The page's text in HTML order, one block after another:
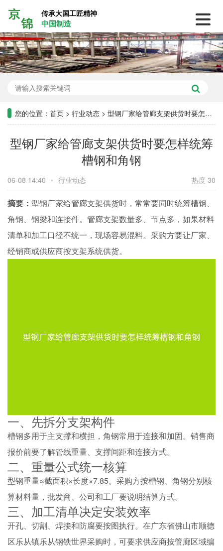
传承大国工匠精神
中国制造
您的位置： 首页 > 行业动态 > 型钢厂家给管廊支架供货时要怎样统筹槽钢和角钢
型钢厂家给管廊支架供货时要怎样统筹
槽钢和角钢
06-08 14:40 • 行业动态 热度 30
摘要： 型钢厂家给管廊支架供货时，常常要同时统筹槽钢、
角钢、钢梁和连接件。管廊支架数量多、节点多，如果材料
清单和加工口径不统一，现场容易混料。采购方要让厂家、
经销商或供应商按支架系统供货。
一、先拆分支架构件
槽钢多用于主支撑和横担，角钢常用于连接和加固。销售商
报价前要了解管线重量、支撑间距和连接方式。
二、重量公式统一核算
型钢重量≈截面积×长度×7.85。采购方按槽钢、角钢分别核
算材料量，批发商、公司和工厂要说明结算方式。
三、加工清单决定安装效率
开孔、切割、焊接和防腐要按图执行。在广东省佛山市顺德
区乐从镇乐从钢铁世界采购时，可要求供应商按管廊区域编